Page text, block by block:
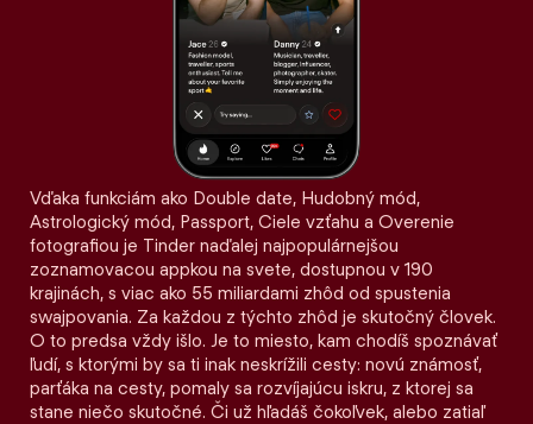
Vďaka funkciám ako Double date, Hudobný mód,
Astrologický mód, Passport, Ciele vzťahu a Overenie
fotografiou je Tinder naďalej najpopulárnejšou
zoznamovacou appkou na svete, dostupnou v 190
krajinách, s viac ako 55 miliardami zhôd od spustenia
swajpovania. Za každou z týchto zhôd je skutočný človek.
O to predsa vždy išlo. Je to miesto, kam chodíš spoznávať
ľudí, s ktorými by sa ti inak neskrížili cesty: novú známosť,
parťáka na cesty, pomaly sa rozvíjajúcu iskru, z ktorej sa
stane niečo skutočné. Či už hľadáš čokoľvek, alebo zatiaľ